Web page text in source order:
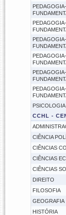
PSICOLOGIA
CCHL -
CIÊNCIA
CIÊNCIAS
CIÊNCIAS
CIÊNCIAS
DIREITO
FILOSOFIA
GEOGRAFIA
HISTÓRIA